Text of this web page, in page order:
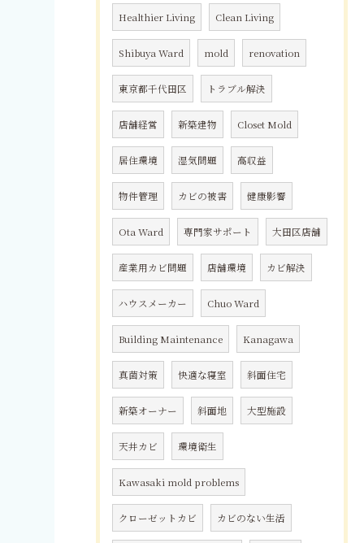
Healthier Living Clean Living
Shibuya Ward mold renovation
東京都千代田区 トラブル解決
店舗経営 新築建物 Closet Mold
居住環境 湿気問題 高収益
物件管理 カビの被害 健康影響
Ota Ward 専門家サポート 大田区店舗
産業用カビ問題 店舗環境 カビ解決
ハウスメーカー Chuo Ward
Building Maintenance Kanagawa
真菌対策 快適な寝室 斜面住宅
新築オーナー 斜面地 大型施設
天井カビ 環境衛生
Kawasaki mold problems
クローゼットカビ カビのない生活